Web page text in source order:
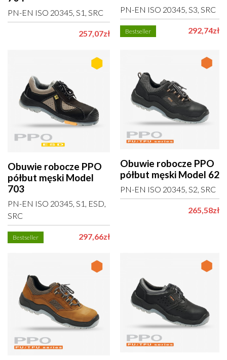
PN-EN ISO 20345, S1, SRC
257,07zł
PN-EN ISO 20345, S3, SRC
Bestseller 292,74zł
Obuwie robocze PPO
półbut męski Model
703
PN-EN ISO 20345, S1, ESD,
SRC
Bestseller 297,66zł
Obuwie robocze PPO
półbut męski Model 62
PN-EN ISO 20345, S2, SRC
265,58zł